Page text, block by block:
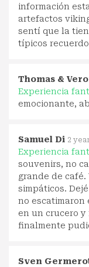
información
artefactos
sentí que la
típicos
Thomas &
Experiencia
emocionante,
Samuel Di 2
Experiencia
souvenirs, no
grande de café.
simpáticos.
no escatimaron
en un crucero y
finalmente
Sven